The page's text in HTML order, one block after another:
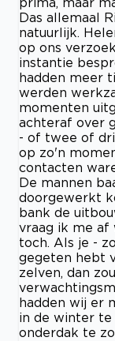
Das allemaal
natuurlijk.
op ons
instantie
hadden meer
werden
momenten
achteraf over
- of twee of
op zo'n
contacten
De mannen
doorgewerkt
bank de
vraag ik me af
toch. Als je -
gegeten hebt
zelven, dan
hadden wij er
in de winter te
onderdak te